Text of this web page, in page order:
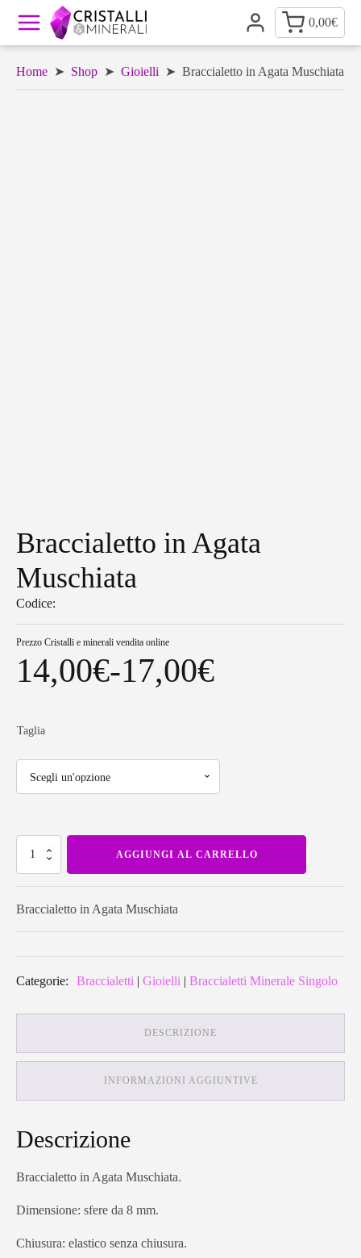
0,00€
Home ➤ Shop ➤ Gioielli ➤ Braccialetto in Agata Muschiata
Braccialetto in Agata
Muschiata
Codice:
Prezzo Cristalli e minerali vendita online
14,00€-17,00€
Fascia
di
prezzo:
14,00€
a
17,00€
Taglia
Braccialetto
Agata
Muschiata
AGGIUNGI AL CARRELLO
Braccialetto in Agata Muschiata
Categorie: Braccialetti | Gioielli | Braccialetti Minerale Singolo
DESCRIZIONE
INFORMAZIONI AGGIUNTIVE
Descrizione
Braccialetto in Agata Muschiata.
Dimensione: sfere da 8 mm.
Chiusura: elastico senza chiusura.